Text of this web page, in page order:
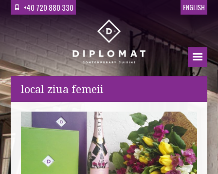
+40 720 880 330 ENGLISH
local ziua femeii